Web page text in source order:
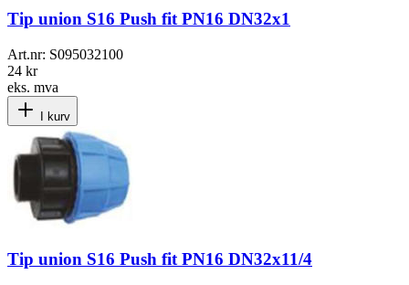
Tip union S16 Push fit PN16 DN32x1
Art.nr: S095032100
24 kr
eks. mva
I kurv
Tip union S16 Push fit PN16 DN32x11/4